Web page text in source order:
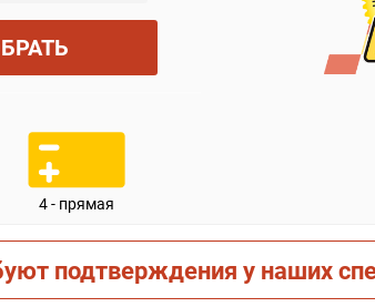
4 - прямая
подтверждения у наших